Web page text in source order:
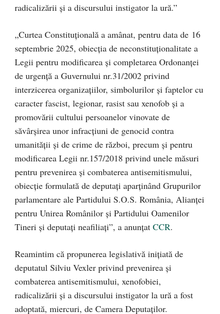
radicalizării şi a discursului instigator la ură.”
„Curtea Constituțională a amânat, pentru data de 16
septembrie 2025, obiecția de neconstituționalitate a
Legii pentru modificarea și completarea Ordonanței
de urgență a Guvernului nr.31/2002 privind
interzicerea organizațiilor, simbolurilor și faptelor cu
caracter fascist, legionar, rasist sau xenofob și a
promovării cultului persoanelor vinovate de
săvârșirea unor infracțiuni de genocid contra
umanității și de crime de război, precum și pentru
modificarea Legii nr.157/2018 privind unele măsuri
pentru prevenirea și combaterea antisemitismului,
obiecție formulată de deputați aparținând Grupurilor
parlamentare ale Partidului S.O.S. România, Alianței
pentru Unirea Românilor și Partidului Oamenilor
Tineri și deputați neafiliați”, a anunțat CCR.
Reamintim că propunerea legislativă inițiată de
deputatul Silviu Vexler privind prevenirea şi
combaterea antisemitismului, xenofobiei,
radicalizării şi a discursului instigator la ură a fost
adoptată, miercuri, de Camera Deputaților.